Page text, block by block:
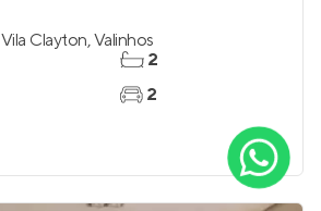
Vila Clayton,Valinhos
2
2